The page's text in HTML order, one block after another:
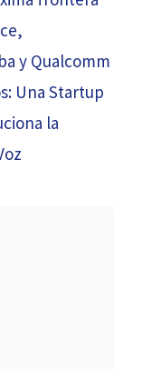
y Qualcomm
Una Startup
la